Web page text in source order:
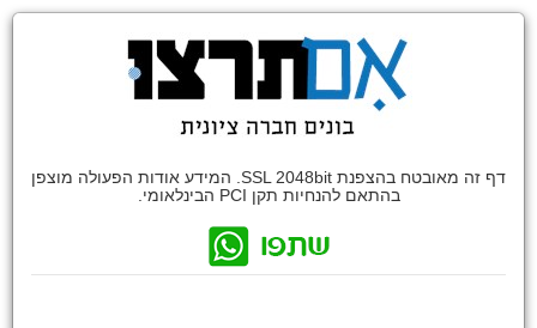
דף זה מאובטח בהצפנת SSL 2048bit. המידע אודות הפעולה מוצפן
בהתאם להנחיות תקן PCI הבינלאומי.